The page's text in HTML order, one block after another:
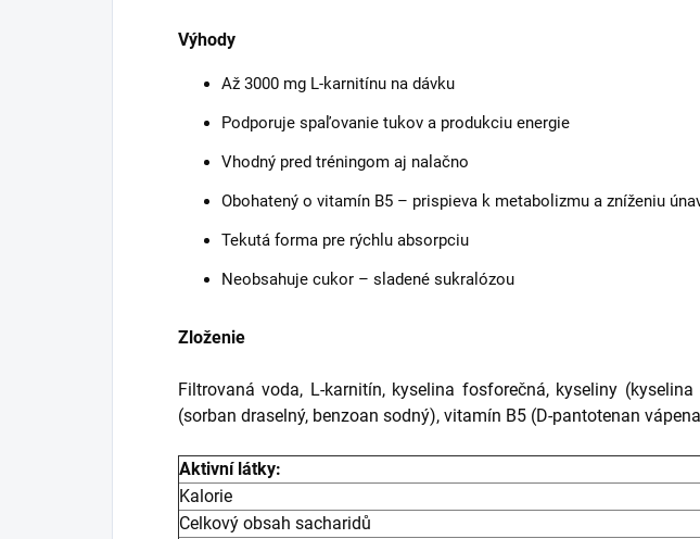
Výhody
Až 3000 mg L-karnitínu na dávku
Podporuje spaľovanie tukov a produkciu energie
Vhodný pred tréningom aj nalačno
Obohatený o vitamín B5 – prispieva k metabolizmu a zníženiu
Tekutá forma pre rýchlu absorpciu
Neobsahuje cukor – sladené sukralózou
Zloženie
Filtrovaná voda, L-karnitín, kyselina fosforečná, kyseliny
(sorban draselný, benzoan sodný), vitamín B5 (D-pantotenan
Aktivní látky:
Kalorie
Celkový obsah sacharidů